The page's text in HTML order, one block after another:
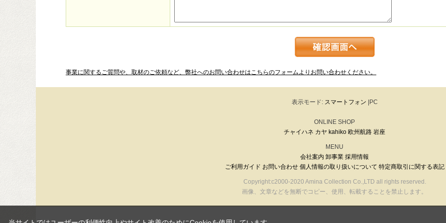
事業に関するご質問や、取材のご依頼など、弊社へのお問い合わせはこちらのフォームよりお問い合わせください。
表示モード: スマートフォン |PC
ONLINE SHOP
チャイハネ カヤ kahiko 欧州航路 岩座
MENU
会社案内 卸事業 採用情報
ご利用ガイド お問い合わせ 個人情報の取り扱いについて 特定商取引に関する表記
Copyright:c2000-2020 Amina Collection Co.,LTD all rights reserved.
画像、文章などを無断でコピー、使用、転載することを禁止します。